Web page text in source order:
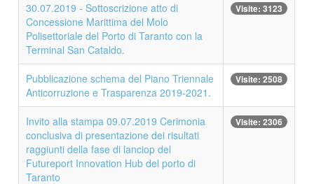
30.07.2019 - Sottoscrizione atto di
Concessione Marittima del Molo
Polisettoriale del Porto di Taranto con la
Terminal San Cataldo.
Visite: 3123
Pubblicazione schema del Piano Triennale
Anticorruzione e Trasparenza 2019-2021.
Visite: 2508
Invito alla stampa 09.07.2019 Cerimonia
conclusiva di presentazione dei risultati
raggiunti della fase di lanciop del
Futureport Innovation Hub del porto di
Taranto
Visite: 2306